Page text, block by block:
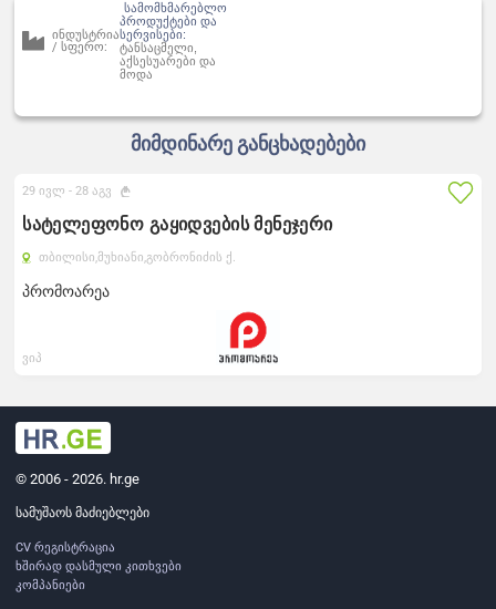
ინდუსტრია
/ სფერო:
სამომხმარებლო
პროდუქტები და
სერვისები:
ტანსაცმელი,
აქსესუარები და
მოდა
მიმდინარე განცხადებები
სატელეფონო გაყიდვების მენეჯერი
თბილისი,მუხიანი,გობრონიძის ქ.
პრომოარეა
29 ივლ -28 აგვ
ვიპ
© 2006 - 2026. hr.ge
სამუშაოს მაძიებლები
CV რეგისტრაცია
ხშირად დასმული კითხვები
კომპანიები